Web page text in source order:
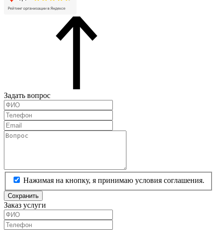
Задать вопрос
Нажимая на кнопку, я принимаю условия соглашения.
Сохранить
Заказ услуги